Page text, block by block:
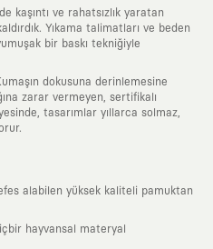
kaşıntı ve rahatsızlık yaratan
Yıkama talimatları ve beden
bir baskı tekniğiyle
dokusuna derinlemesine
zarar vermeyen, sertifikalı
tasarımlar yıllarca solmaz,
alabilen yüksek kaliteli pamuktan
hayvansal materyal